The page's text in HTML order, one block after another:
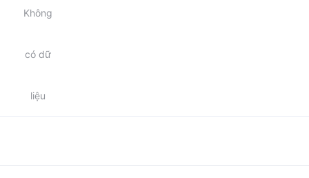
Không
có dữ
liệu